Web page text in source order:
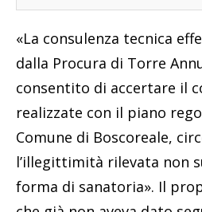
«La consulenza tecnica
dalla Procura di Torre
consentito di accertare il
realizzate con il piano
Comune di Boscoreale,
l’illegittimità rilevata non
forma di sanatoria». Il